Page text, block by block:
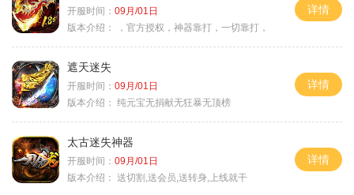
开服时间： 09月/01日
版本介绍：
，官方授权，神器靠打，一切靠打，
详情
遮天迷失
开服时间： 09月/01日
版本介绍： 纯元宝无捐献无狂暴无顶榜
详情
太古迷失神器
开服时间： 09月/01日
版本介绍： 送切割,送会员,送转身,上线就干
详情